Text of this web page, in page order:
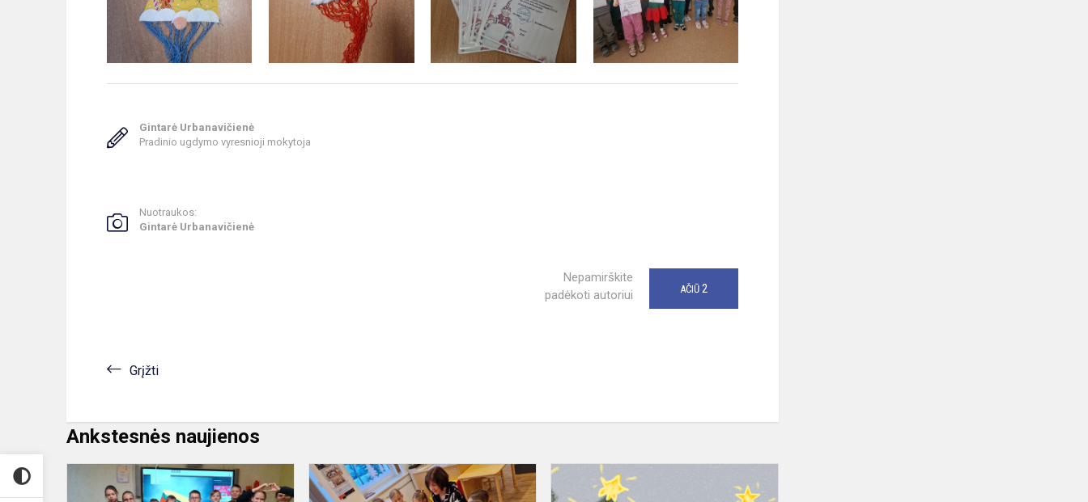
Gintarė Urbanavičienė
Pradinio ugdymo vyresnioji mokytoja
Nuotraukos:
Gintarė Urbanavičienė
Nepamirškite
padėkoti autoriui
AČIŪ 2
Grįžti
Ankstesnės naujienos
Negalima
pamiršti
„Padėk
sau